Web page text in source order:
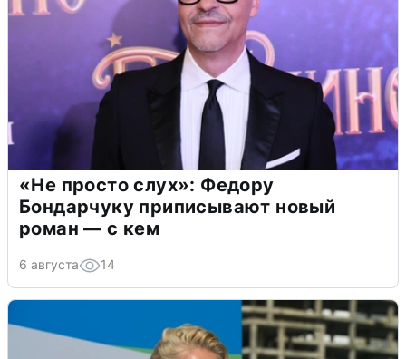
«Не просто слух»: Федору
Бондарчуку приписывают новый
роман — с кем
6 августа 14